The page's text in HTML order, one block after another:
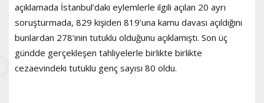
açıklamada İstanbul’daki eylemlerle ilgili açılan 20 ayrı
soruşturmada, 829 kişiden 819’una kamu davası açıldığını
bunlardan 278’inin tutuklu olduğunu açıklamıştı. Son üç
gündde gerçekleşen tahliyelerle birlikte birlikte
cezaevindeki tutuklu genç sayısı 80 oldu.